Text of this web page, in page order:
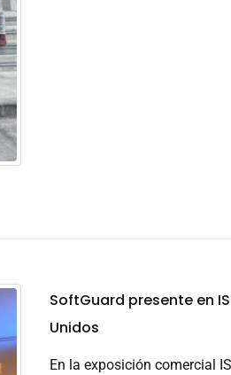
SoftGuard presente en
Unidos
En la exposición comercial